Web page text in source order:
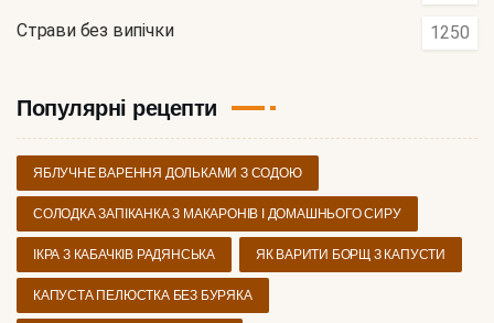
Страви без випічки 1250
Популярні рецепти
ЯБЛУЧНЕ ВАРЕННЯ ДОЛЬКАМИ З СОДОЮ
СОЛОДКА ЗАПІКАНКА З МАКАРОНІВ І ДОМАШНЬОГО СИРУ
ІКРА З КАБАЧКІВ РАДЯНСЬКА ЯК ВАРИТИ БОРЩ З КАПУСТИ
КАПУСТА ПЕЛЮСТКА БЕЗ БУРЯКА